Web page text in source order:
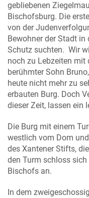
gebliebenen
Bischofsburg. Die
von der
Bewohner der Stadt
Schutz suchten. Wir
noch zu Lebzeiten mit
berühmter Sohn
heute nicht mehr zu
erbauten Burg. Doch
dieser Zeit, lassen ein
Die Burg mit einem
westlich vom Dom
des Xantener Stifts,
den Turm schloss
Bischofs an.
In dem